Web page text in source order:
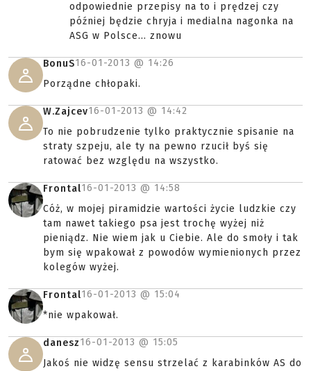
odpowiednie przepisy na to i prędzej czy
później będzie chryja i medialna nagonka na
ASG w Polsce... znowu
BonuS16-01-2013 @ 14:26
Porządne chłopaki.
W.Zajcev16-01-2013 @ 14:42
To nie pobrudzenie tylko praktycznie spisanie na
straty szpeju, ale ty na pewno rzucił byś się
ratować bez względu na wszystko.
Frontal16-01-2013 @ 14:58
Cóż, w mojej piramidzie wartości życie ludzkie czy
tam nawet takiego psa jest trochę wyżej niż
pieniądz. Nie wiem jak u Ciebie. Ale do smoły i tak
bym się wpakował z powodów wymienionych przez
kolegów wyżej.
Frontal16-01-2013 @ 15:04
*nie wpakował.
danesz16-01-2013 @ 15:05
Jakoś nie widzę sensu strzelać z karabinków AS do